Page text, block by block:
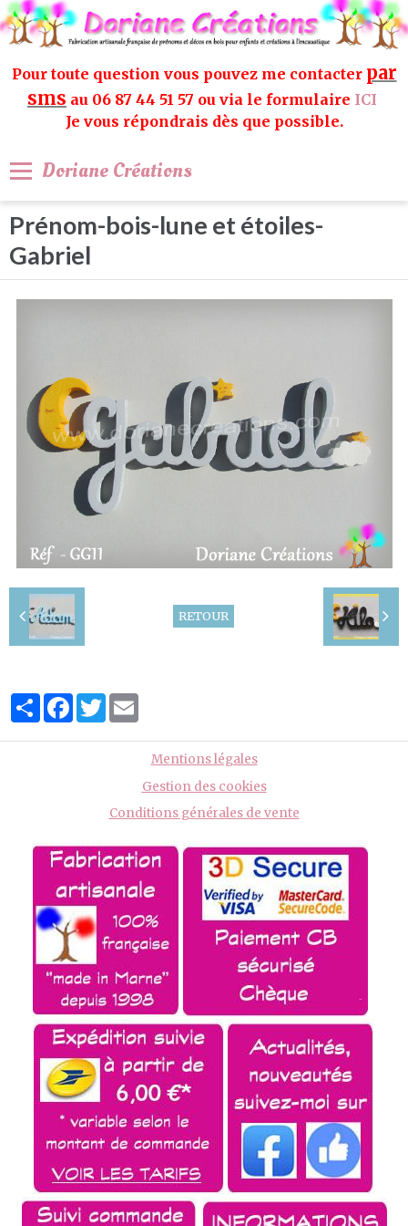
Pour toute question vous pouvez me contacter par
sms au 06 87 44 51 57 ou via le formulaire ICI
Je vous répondrais dès que possible.
Doriane Créations
Prénom-bois-lune et étoiles-
Gabriel
RETOUR
PartagerFacebook
Twitter
Mentions légales
Gestion des cookies
Conditions générales de vente